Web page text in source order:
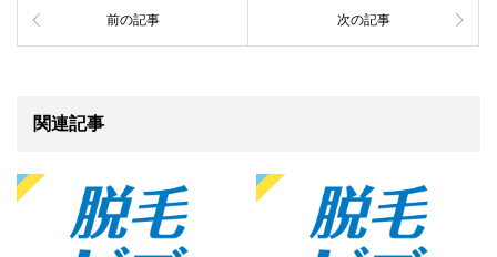
前の記事 次の記事
関連記事